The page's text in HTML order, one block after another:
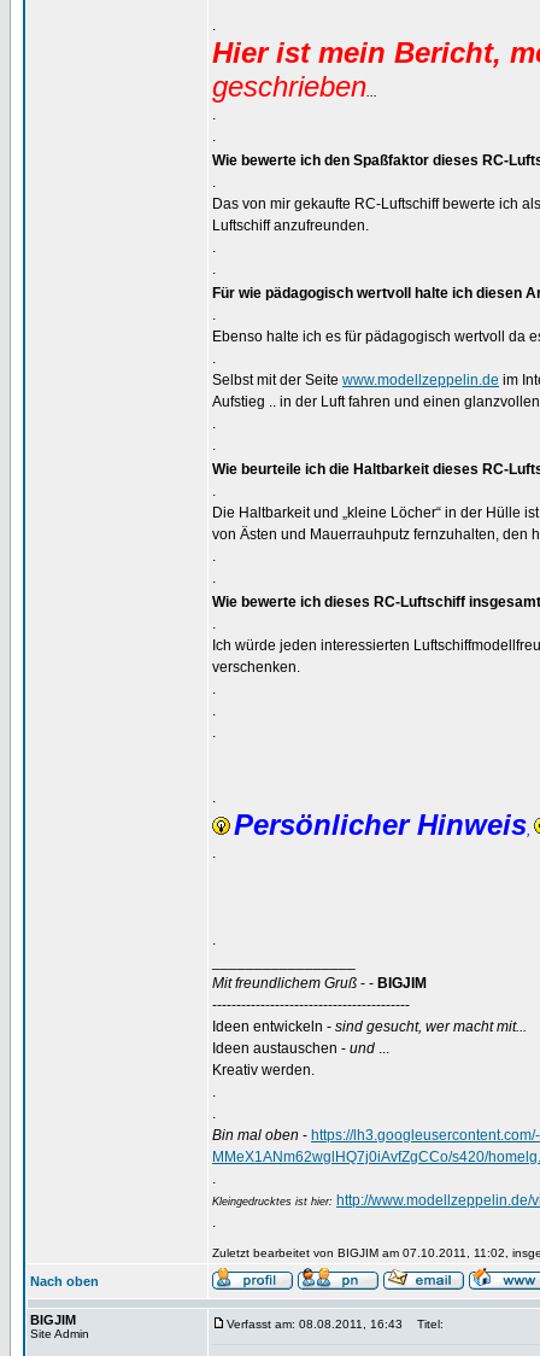
.
Hier ist mein Bericht,
geschrieben...
.
.
Wie bewerte ich den Spaßfaktor dieses RC-
.
Das von mir gekaufte RC-Luftschiff bewerte ich
Luftschiff anzufreunden.
.
.
Für wie pädagogisch wertvoll halte ich diesen
.
Ebenso halte ich es für pädagogisch wertvoll da
.
Selbst mit der Seite www.modellzeppelin.de im
Aufstieg .. in der Luft fahren und einen
.
.
Wie beurteile ich die Haltbarkeit dieses RC-
.
Die Haltbarkeit und „kleine Löcher“ in der Hülle
von Ästen und Mauerrauhputz fernzuhalten, den
.
.
Wie bewerte ich dieses RC-Luftschiff insgesamt
.
Ich würde jeden interessierten
verschenken.
.
.
.
.
Persönlicher Hinweis,
.
.
Mit freundlichem Gruß - - BIGJIM
-----------------------------------------
Ideen entwickeln - sind gesucht, wer macht mit...
Ideen austauschen - und ...
Kreativ werden.
.
.
Bin mal oben - https://
MMeX1ANm62wglHQ7j0iAvfZgCCo/s420/
.
Kleingedrucktes ist hier: http://
.
Zuletzt bearbeitet von BIGJIM am 07.10.2011, 11:02,
Nach oben
BIGJIM
Site Admin
Verfasst am: 08.08.2011, 16:43 Titel: